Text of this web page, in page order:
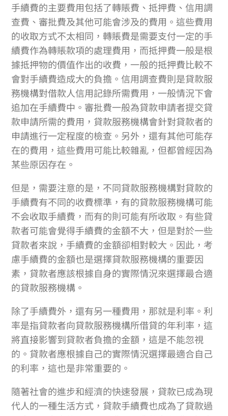
手續費的主要費用包括了轉賬費、抵押費、信用調
查費、審批費及其他可能會涉及的費用。這些費用
的收取方式不太相同，轉賬費是需要支付一定的手
續費作為轉賬款項的處理費用，而抵押費一般是根
據抵押物的價值作出的收費，一般的抵押費比較不
會對手續費造成大的負擔。信用調查費則是貸款服
務機構對借款人信用記錄所需費用，一般情況下會
追加在手續費中。審批費一般為貸款申請者提交貸
款申請所需的費用，貸款服務機構會針對貸款者的
申請進行一定程度的檢查。另外，還有其他可能存
在的費用，這些費用可能比較雜亂，但都曾經因為
某些原因存在。
但是，需要注意的是，不同貸款服務機構對貸款的
手續費有不同的收費標準，有的貸款服務機構可能
不会收取手續費，而有的則可能有所收取。有些貸
款者可能會覺得手續費的金額不大，但是對於一些
貸款者來說，手續費的金額卻相對較大。因此，考
慮手續費的金額也是選擇貸款服務機構的重要因
素，貸款者應該根據自身的實際情況來選擇最合適
的貸款服務機構。
除了手續費外，還有另一種費用，那就是利率。利
率是指貸款者向貸款服務機構所借貸的年利率，這
將直接影響到貸款者負擔的金額，這是不能忽視
的。貸款者應根據自己的實際情況選擇最適合自己
的利率，這也是非常重要的。
隨著社會的進步和經濟的快速發展，貸款已成為現
代人的一種生活方式，貸款手續費也成為了貸款過